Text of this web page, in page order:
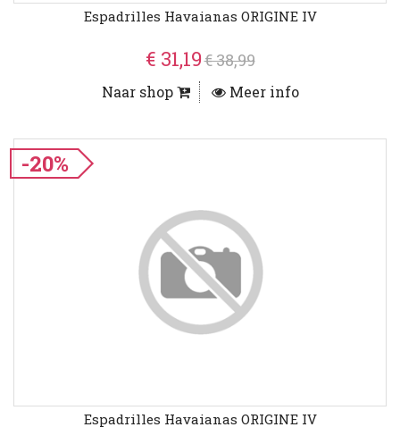
Espadrilles Havaianas ORIGINE IV
€ 31,19€ 38,99
Naar shop Meer info
-20%
Espadrilles Havaianas ORIGINE IV